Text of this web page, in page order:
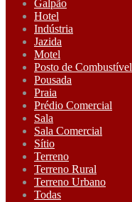
Galpão
Hotel
Indústria
Jazida
Motel
Posto de Combustível
Pousada
Praia
Prédio Comercial
Sala
Sala Comercial
Sítio
Terreno
Terreno Rural
Terreno Urbano
Todas